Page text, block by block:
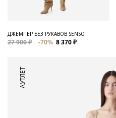
ДЖЕМПЕР БЕЗ РУКАВОВ SENSO
27 900 ₽ -70% 8 370 ₽
АУТЛЕТ